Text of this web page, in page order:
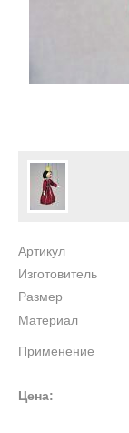
Артикул
Изготовитель
Размер
Материал
Применение
Цена: